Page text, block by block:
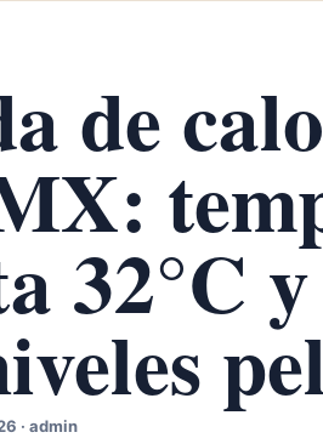
de
32°C
· admin